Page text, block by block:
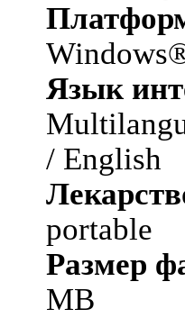
Язык
/ English
portable
Размер
MB